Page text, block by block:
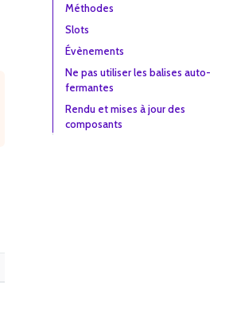
Méthodes
Slots
Évènements
Ne pas utiliser les balises auto-
fermantes
Rendu et mises à jour des
composants